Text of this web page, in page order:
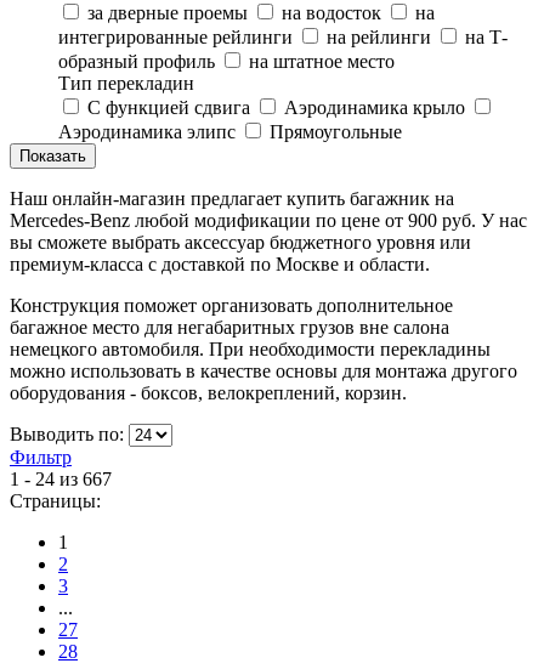
за дверные проемы
на водосток
на
интегрированные рейлинги
на рейлинги
на Т-
образный профиль
на штатное место
Тип перекладин
C функцией сдвига
Аэродинамика крыло
Аэродинамика элипс
Прямоугольные
Наш онлайн-магазин предлагает купить багажник на
Mercedes-Benz любой модификации по цене от 900 руб. У нас
вы сможете выбрать аксессуар бюджетного уровня или
премиум-класса с доставкой по Москве и области.
Конструкция поможет организовать дополнительное
багажное место для негабаритных грузов вне салона
немецкого автомобиля. При необходимости перекладины
можно использовать в качестве основы для монтажа другого
оборудования - боксов, велокреплений, корзин.
Выводить по:
Фильтр
1 - 24 из 667
Страницы:
1
2
3
...
27
28